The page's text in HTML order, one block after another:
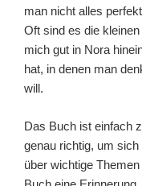
man nicht alles
Oft sind es die
mich gut in Nora
hat, in denen man
will.
Das Buch ist einfach
genau richtig, um
über wichtige